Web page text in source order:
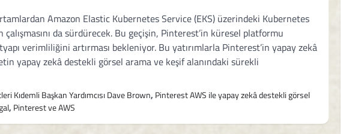
Amazon Elastic Kubernetes Service (EKS) üzerindeki Kubernetes
da sürdürecek. Bu geçişin, Pinterest’in küresel platformu
verimliliğini artırması bekleniyor. Bu yatırımlarla Pinterest’in yapay zekâ
yapay zekâ destekli görsel arama ve keşif alanındaki sürekli
Kıdemli Başkan Yardımcısı Dave Brown, Pinterest AWS ile yapay zekâ destekli görsel
, Pinterest ve AWS